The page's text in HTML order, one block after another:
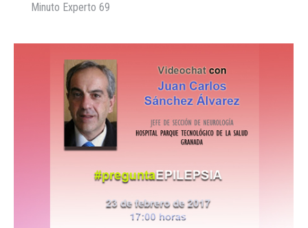
Minuto Experto 69